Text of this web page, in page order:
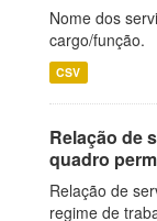
Nome dos
cargo/função.
CSV
Relação de
quadro
Relação de
regime de